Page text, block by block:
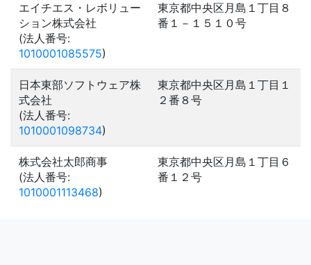
エイチエス・レボリュー
ション株式会社
(法人番号:
1010001085575)
東京都中央区月島１丁目８
番１－１５１０号
日本東部ソフトウェア株
式会社
(法人番号:
1010001098734)
東京都中央区月島１丁目１
２番８号
株式会社太郎商事
(法人番号:
1010001113468)
東京都中央区月島１丁目６
番１２号